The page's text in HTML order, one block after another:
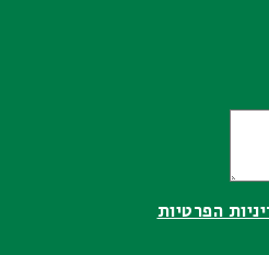
הפרטיות